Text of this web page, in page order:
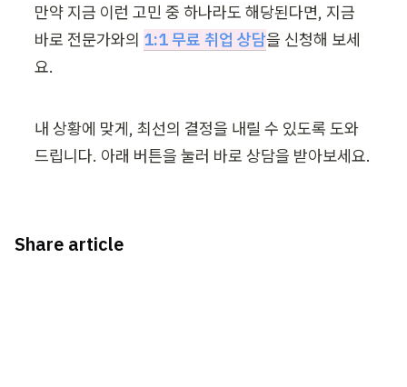
만약 지금 이런 고민 중 하나라도 해당된다면, 지금
바로 전문가와의 1:1 무료 취업 상담을 신청해 보세
요.
내 상황에 맞게, 최선의 결정을 내릴 수 있도록 도와
드립니다. 아래 버튼을 눌러 바로 상담을 받아보세요.
Share article